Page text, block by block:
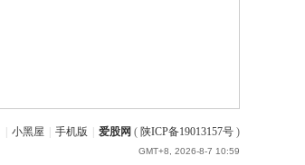
小黑屋 手机版 爱股网 ( 陕ICP备19013157号 )
GMT+8, 2026-8-7 10:59